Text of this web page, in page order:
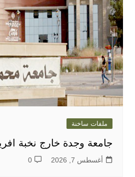
ملفات ساخنة
جامعة وجدة خارج نخبة
أغسطس 7, 2026 0